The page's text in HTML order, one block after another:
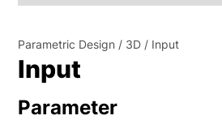
Parametric Design 3D Input
Input
Parameter